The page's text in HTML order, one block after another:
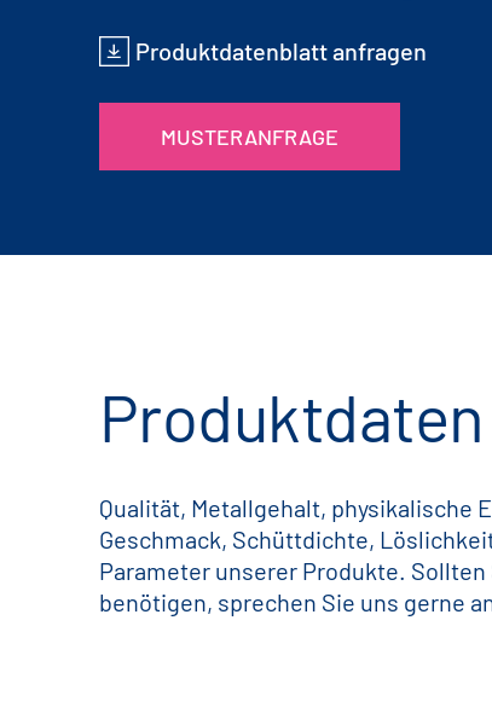
Produktdatenblatt anfragen
MUSTERANFRAGE
Produktdaten
Qualität, Metallgehalt, physikalische
Geschmack, Schüttdichte,
Parameter unserer Produkte.
benötigen, sprechen Sie uns gerne